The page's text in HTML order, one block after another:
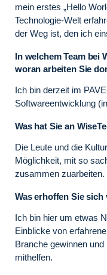
mein erstes „Hello
Technologie-Welt
der Weg ist, den ich
In welchem Team bei
woran arbeiten Sie
Ich bin derzeit im
Softwareentwicklung
Was hat Sie an
Die Leute und die
Möglichkeit, mit so
zusammen zuarbeiten.
Was erhoffen Sie sich
Ich bin hier um etwas
Einblicke von
Branche gewinnen
mithelfen.